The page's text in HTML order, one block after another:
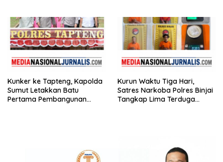
Beragam Senjata Disita
Kunker ke Tapteng, Kapolda
Sumut Letakkan Batu
Pertama Pembangunan
Kurun Waktu Tiga Hari,
Satres Narkoba Polres Binjai
Tangkap Lima Terduga